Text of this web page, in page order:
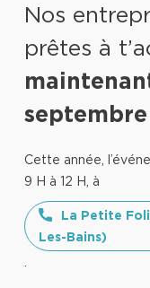
Nos
prêtes à
Cette année,
9 H à 12 H, à
La Petite
Les-Bains)